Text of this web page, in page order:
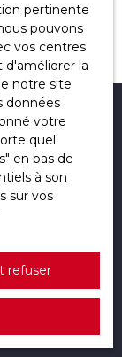
(42000)
(42400)
pertinente
pouvons
vos centres
la
notre site
données
votre
quel
en bas de
à son
sur vos
refuser